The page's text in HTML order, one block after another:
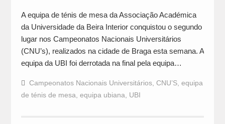
A equipa de ténis de mesa da Associação Académica
da Universidade da Beira Interior conquistou o segundo
lugar nos Campeonatos Nacionais Universitários
(CNU’s), realizados na cidade de Braga esta semana. A
equipa da UBI foi derrotada na final pela equipa…
Campeonatos Nacionais Universitários, CNU’S, equipa
de ténis de mesa equipa ubiana UBI